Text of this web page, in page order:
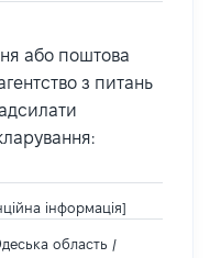
або поштова
з питань
інформація]
область /